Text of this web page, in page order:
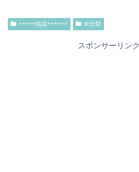
+++++福袋++++++ 未分類
スポンサーリンク